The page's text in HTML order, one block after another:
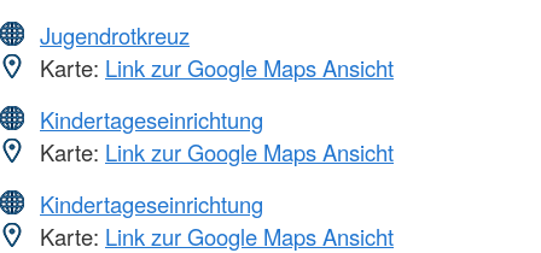
Jugendrotkreuz
Karte: Link zur Google Maps Ansicht
Kindertageseinrichtung
Karte: Link zur Google Maps Ansicht
Kindertageseinrichtung
Karte: Link zur Google Maps Ansicht